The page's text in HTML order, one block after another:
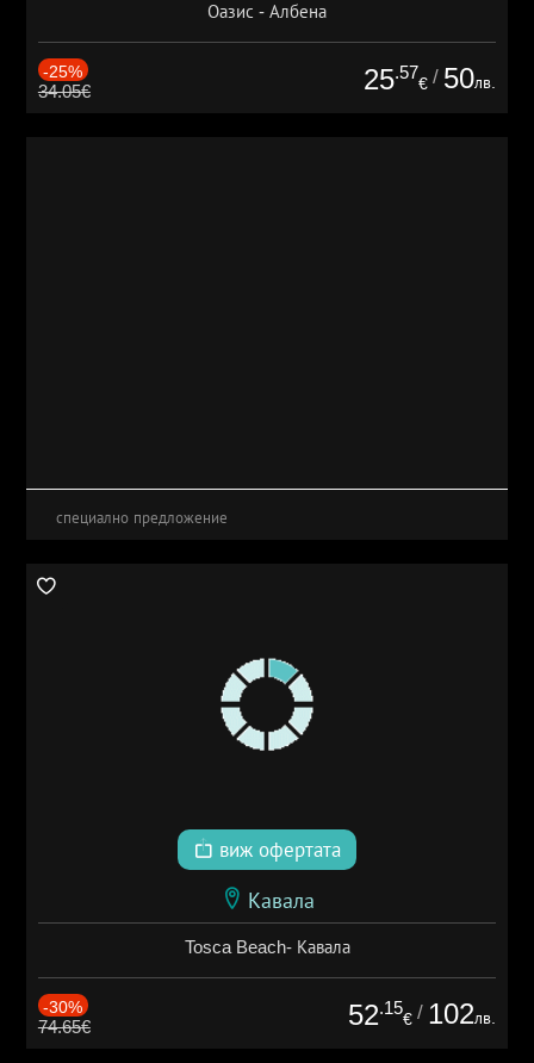
Оазис - Албена
-25%
34.05€ 25.57
€ / 50лв.
специално предложение
виж офертата
Кавала
Tosca Beach- Кавала
-30%
74.65€ 52.15
€ / 102лв.